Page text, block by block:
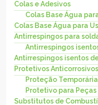
Colas e Adesivos
Colas Base Água
Colas Base Água para
Antirrespingos para
Antirrespingos
Antirrespingos isentos
Protetivos Anticorrosivos
Proteção Temporária
Protetivo para Peças
Substitutos de